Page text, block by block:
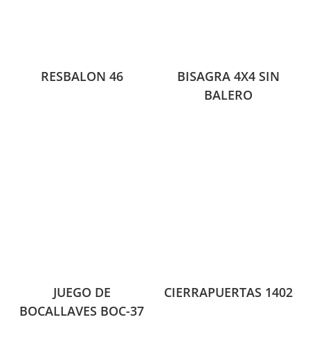
RESBALON 46
BISAGRA 4X4 SIN
BALERO
JUEGO DE
BOCALLAVES BOC-37
CIERRAPUERTAS 1402